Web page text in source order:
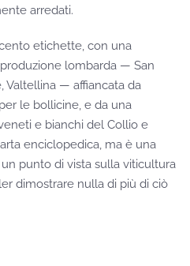
arredati.
etichette, con una
lombarda — San
Valtellina — affiancata da
le bollicine, e da una
e bianchi del Collio e
enciclopedica, ma è una
punto di vista sulla viticultura
dimostrare nulla di più di ciò